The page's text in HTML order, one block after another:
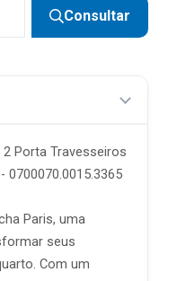
R$ 14,27 sem juros
Consultar
2 Porta Travesseiros
0700070.0015.3365
Paris, uma
seus
Com um